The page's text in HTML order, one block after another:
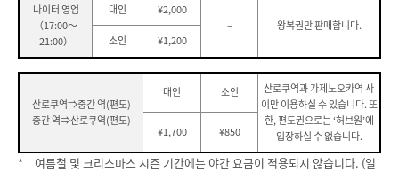
나이터 영업
（17:00～
21:00）
대인
¥2,000
–
왕복권만 판매합니다.
소인
¥1,200
산로쿠역⇒중간 역(편도)
중간 역⇒산로쿠역(편도)
대인 소인
산로쿠역과 가제노오카역 사
이만 이용하실 수 있습니다. 또
한, 편도권으로는 ‘허브원’에
입장하실 수 없습니다.
¥1,700 ¥850
* 여름철 및 크리스마스 시즌 기간에는 야간 요금이 적용되지 않습니다. (일